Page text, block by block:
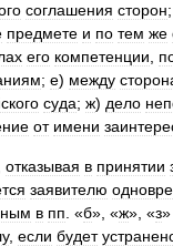
соглашения сторон;
предмете и по тем же
его компетенции
; е) между
суда; ж) дело
от имени
отказывая в принятии
заявителю
в пп . «б», «ж», «з»
, если будет